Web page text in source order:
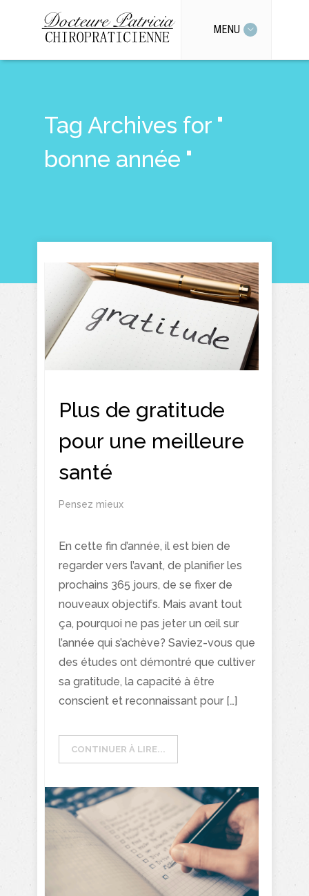
MENU
Tag Archives for "
bonne année "
Plus de gratitude
pour une meilleure
santé
Pensez mieux
En cette fin d’année, il est bien de
regarder vers l’avant, de planifier les
prochains 365 jours, de se fixer de
nouveaux objectifs. Mais avant tout
ça, pourquoi ne pas jeter un œil sur
l’année qui s’achève? Saviez-vous que
des études ont démontré que cultiver
sa gratitude, la capacité à être
conscient et reconnaissant pour […]
CONTINUER À LIRE...